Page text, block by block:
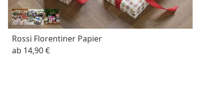
Rossi Florentiner Papier
ab 14,90 €